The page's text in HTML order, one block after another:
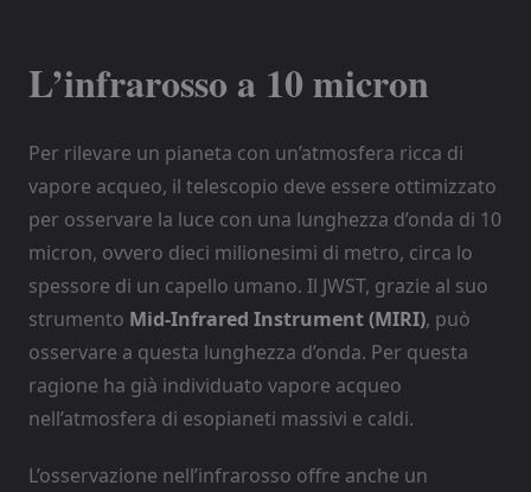
L’infrarosso a 10 micron
Per rilevare un pianeta con un’atmosfera ricca di
vapore acqueo, il telescopio deve essere ottimizzato
per osservare la luce con una lunghezza d’onda di 10
micron, ovvero dieci milionesimi di metro, circa lo
spessore di un capello umano. Il JWST, grazie al suo
strumento Mid-Infrared Instrument (MIRI), può
osservare a questa lunghezza d’onda. Per questa
ragione ha già individuato vapore acqueo
nell’atmosfera di esopianeti massivi e caldi.
L’osservazione nell’infrarosso offre anche un